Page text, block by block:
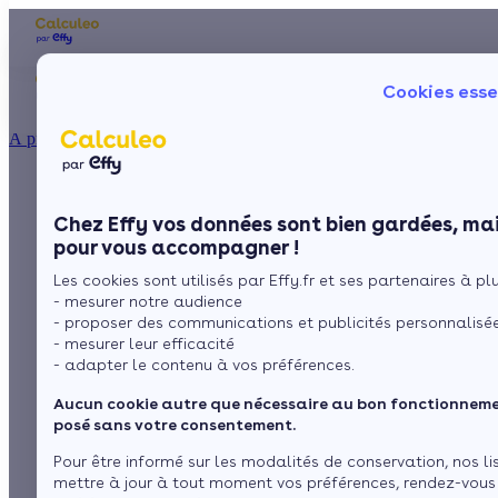
Cookies
Chez Effy vos données sont bien gardées,
pour vous accompagner !
Les cookies sont utilisés par Effy.fr et ses partenaires à
- mesurer notre audience
- proposer des communications et publicités
- mesurer leur efficacité
- adapter le contenu à vos préférences.
Aucun cookie autre que nécessaire au bon
posé sans votre consentement.
Pour être informé sur les modalités de conservation, nos
mettre à jour à tout moment vos préférences, rendez-
À propos
Ma Prime Rénov'
Le chèque énergie
La TVA réduite
L'éco-prêt à taux zéro
Trouver mes aides
Nos conseils
Sol
Fenêtres
Le chauffage
réversible, un
appareil écologique 2
en 1
parL’équipe de rédaction